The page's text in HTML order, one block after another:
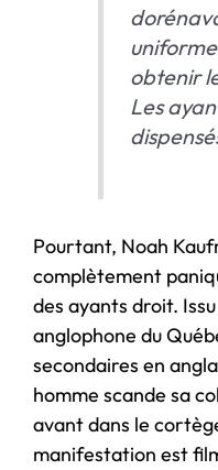
obtenir
Les
Pourtant, Noah
complètement
des ayants droit.
anglophone du
secondaires en
homme scande sa
avant dans le
manifestation est